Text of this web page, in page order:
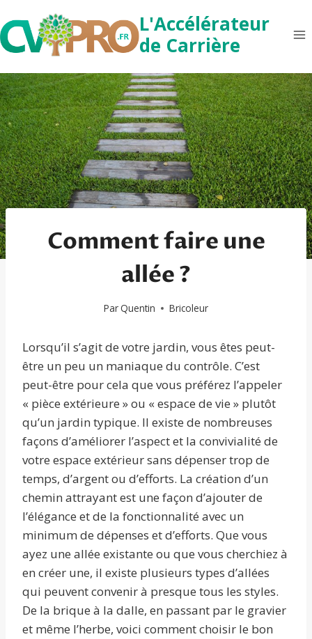
au
contenu
L'Accélérateur
de Carrière
Comment faire une
allée ?
ParQuentin Bricoleur
Lorsqu’il s’agit de votre jardin, vous êtes peut-
être un peu un maniaque du contrôle. C’est
peut-être pour cela que vous préférez l’appeler
« pièce extérieure » ou « espace de vie » plutôt
qu’un jardin typique. Il existe de nombreuses
façons d’améliorer l’aspect et la convivialité de
votre espace extérieur sans dépenser trop de
temps, d’argent ou d’efforts. La création d’un
chemin attrayant est une façon d’ajouter de
l’élégance et de la fonctionnalité avec un
minimum de dépenses et d’efforts. Que vous
ayez une allée existante ou que vous cherchiez à
en créer une, il existe plusieurs types d’allées
qui peuvent convenir à presque tous les styles.
De la brique à la dalle, en passant par le gravier
et même l’herbe, voici comment choisir le bon